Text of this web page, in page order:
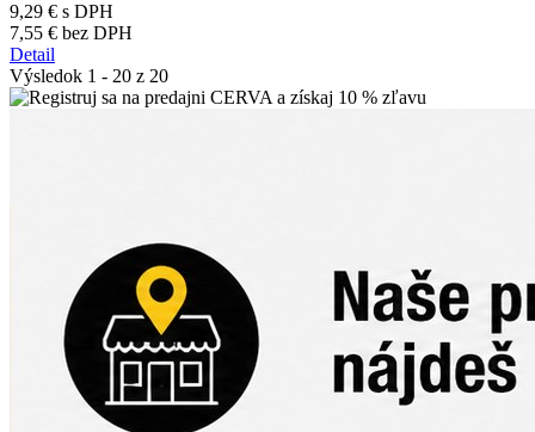
9,29 € s DPH
7,55 € bez DPH
Detail
Výsledok 1 - 20 z 20